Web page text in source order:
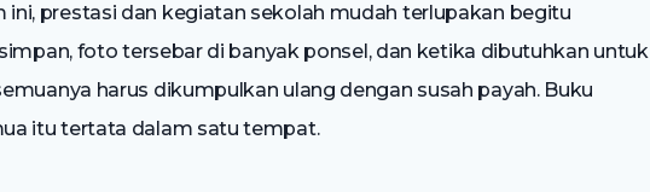
ini, prestasi dan kegiatan sekolah mudah terlupakan begitu
foto tersebar di banyak ponsel, dan ketika dibutuhkan untuk
harus dikumpulkan ulang dengan susah payah. Buku
itu tertata dalam satu tempat.